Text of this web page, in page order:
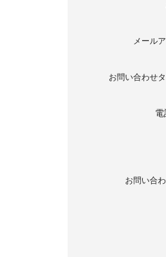
メール
お問い合わせ
お問い合